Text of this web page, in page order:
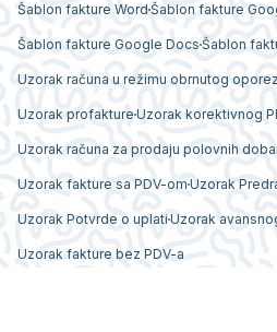
Šablon fakture Word Šablon fakture
Šablon fakture Google Docs Šablon
Uzorak računa u režimu obrnutog
Uzorak profakture Uzorak korektivnog
Uzorak računa za prodaju polovnih
Uzorak fakture sa PDV-om Uzorak
Uzorak Potvrde o uplati Uzorak
Uzorak fakture bez PDV-a